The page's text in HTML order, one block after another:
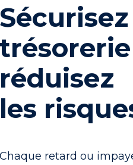
réduisez
les
Chaque retard ou